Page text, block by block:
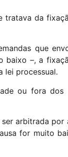
tratava da
que
–, a
lei processual.
ou fora dos
arbitrada
for muito